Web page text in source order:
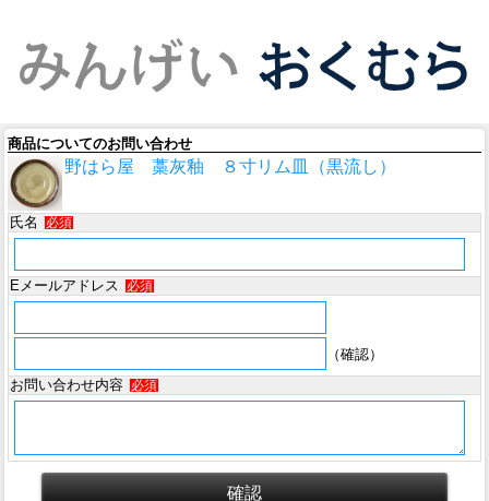
商品についてのお問い合わせ
野はら屋 藁灰釉 ８寸リム皿（黒流し）
氏名 必須
Eメールアドレス 必須
（確認）
お問い合わせ内容
必須